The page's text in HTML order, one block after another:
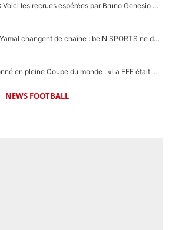
Plus de 100M€ pour l'OM : Voici les recrues espérées par Bruno Genesio et Grégory Lorenzi après l’opération dégraissage
Kylian Mbappé et Lamine Yamal changent de chaîne : beIN SPORTS ne digère pas cette décision historique et prédit un fiasco pour la Liga
Didier Deschamps abandonné en pleine Coupe du monde : «La FFF était déjà passée à Zinedine Zidane»
NEWS FOOTBALL